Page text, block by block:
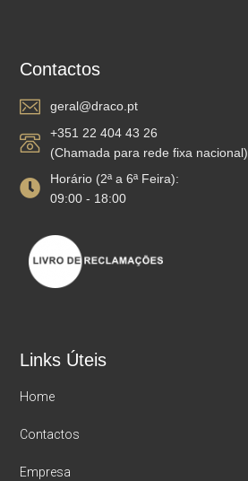
Contactos
geral@draco.pt
+351 22 404 43 26
(Chamada para rede fixa nacional)
Horário (2ª a 6ª Feira):
09:00 - 18:00
Links Úteis
Home
Contactos
Empresa